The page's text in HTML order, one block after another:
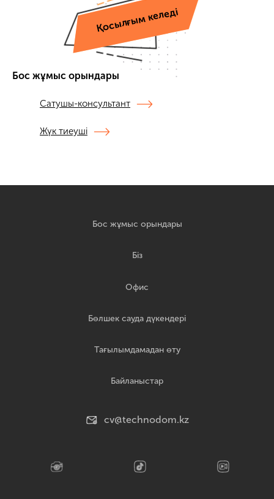
Қосылғым келеді
Бос жұмыс орындары
Сатушы-консультант
Жүк тиеуші
Бос жұмыс орындары
Біз
Офис
Бөлшек сауда дүкендері
Тағылымдамадан өту
Байланыстар
cv@technodom.kz